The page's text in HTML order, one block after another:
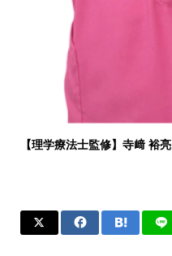
【理学療法士監修】寺﨑 裕亮